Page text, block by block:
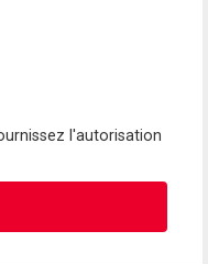
l'autorisation